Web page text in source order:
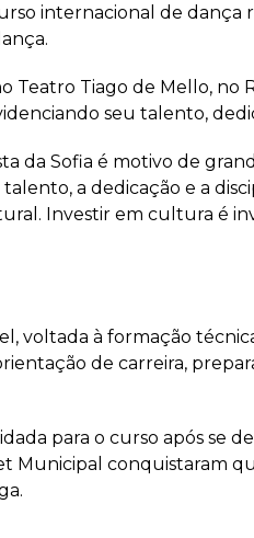
internacional de dança
Teatro Tiago de Mello,
seu talento,
da Sofia é motivo de
a dedicação e a
Investir em cultura é
voltada à formação
de carreira,
para o curso após se
Municipal conquistaram